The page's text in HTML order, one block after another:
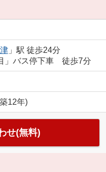
」駅 徒歩24分
」バス停下車 徒歩7分
12年)
せ(無料)